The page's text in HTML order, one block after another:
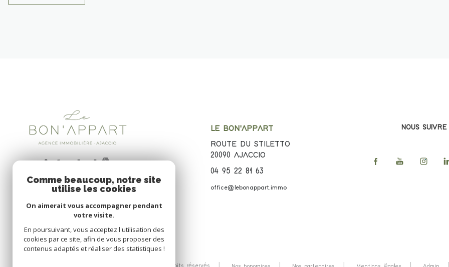
LE BON'APPART
ROUTE DU STILETTO
20090 AJACCIO
04 95 22 81 63
office@lebonappart.immo
NOUS SUIVRE
Comme beaucoup, notre site
utilise les cookies
On aimerait vous accompagner pendant
votre visite.
En poursuivant, vous acceptez l'utilisation des
cookies par ce site, afin de vous proposer des
contenus adaptés et réaliser des statistiques !